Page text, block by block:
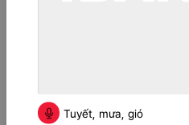
Tuyết, mưa, gió